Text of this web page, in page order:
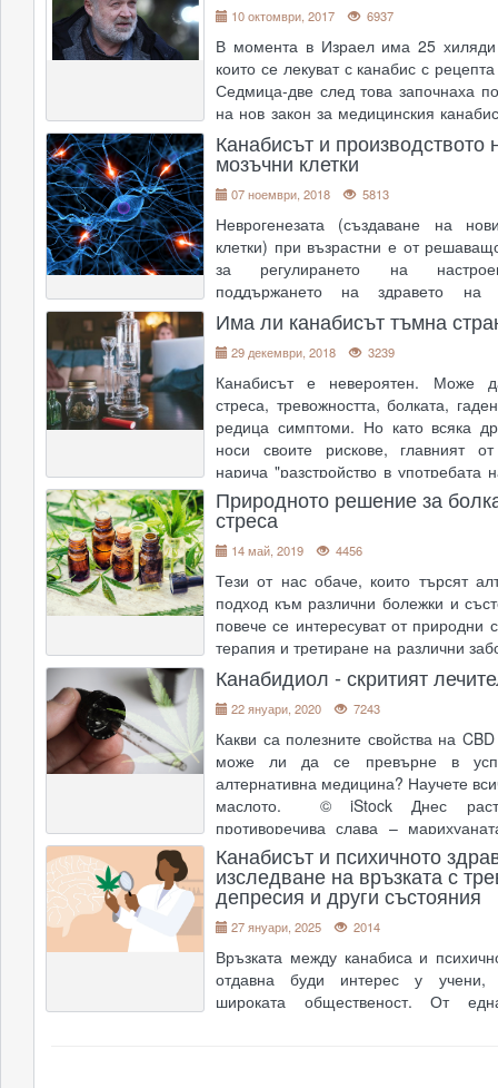
10 октомври, 2017 6937
В момента в Израел има 25 хиляди
които се лекуват с канабис с
Седмица-две след това започнаха
на нов закон за медицинския
е участието на здравната каса.
7 милиона, но сме по-болни,
....
Канабисът и производството
мозъчни клетки
07 ноември, 2018 5813
Неврогенезата (създаване на
клетки) при възрастни е от
за регулирането на
поддържането на здравето
ендоканабиноидната система
роля в този процес. Много
разстройства, като депресия и
Има ли канабисът тъмна
29 декември, 2018 3239
Канабисът е невероятен. Може
стреса, тревожността, болката,
редица симптоми. Но като всяка
носи своите рискове, главният
нарича "разстройство в употребата
(CUD). Изследванията показват, че
сто от пот ....
Природното решение за
стреса
14 май, 2019 4456
Тези от нас обаче, които търсят
подход към различни болежки и
повече се интересуват от природни
терапия и третиране на различни
и сред тях на челно място стои
което, макар и плахо, набира все
....
Канабидиол - скритият
22 януари, 2020 7243
Какви са полезните свойства на
може ли да се превърне в
алтернативна медицина? Научете
маслото. © iStock Днес
противоречива слава –
уверено доказва своята лечебна
последните години �....
Канабисът и психичното
изследване на връзката с
депресия и други състояния
27 януари, 2025 2014
Връзката между канабиса и
отдавна буди интерес у
широката общественост. От